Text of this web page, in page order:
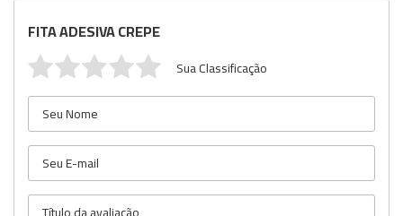
FITA ADESIVA CREPE
Sua Classificação